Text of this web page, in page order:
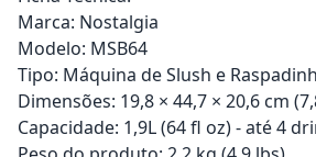
Marca: Nostalgia
Modelo: MSB64
Tipo: Máquina de Slush e
Dimensões: 19,8 × 44,7 × 20,6 cm
Capacidade: 1,9L (64 fl oz) - até 4